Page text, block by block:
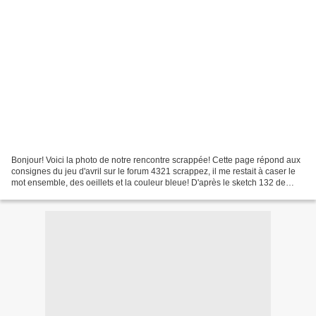
Bonjour! Voici la photo de notre rencontre scrappée! Cette page répond aux
consignes du jeu d'avril sur le forum 4321 scrappez, il me restait à caser le
mot ensemble, des oeillets et la couleur bleue! D'après le sketch 132 de